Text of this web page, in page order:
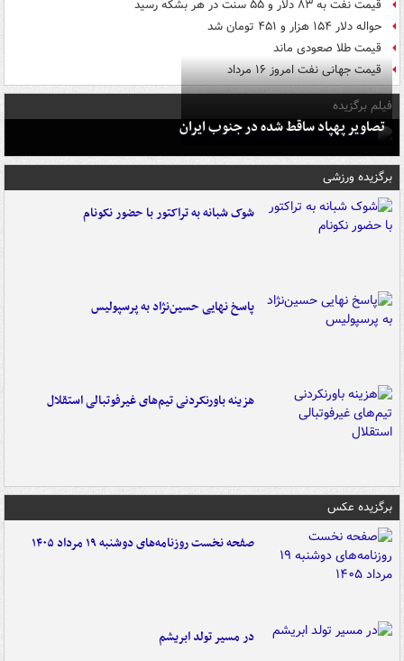
قیمت نفت به ۸۳ دلار و ۵۵ سنت در هر بشکه رسید
حواله دلار ۱۵۴ هزار و ۴۵۱ تومان شد
قیمت طلا صعودی ماند
قیمت جهانی نفت امروز ۱۶ مرداد
فیلم برگزیده
تصاویر پهپاد ساقط شده در جنوب ایران
برگزیده ورزشی
شوک شبانه به تراکتور با حضور نکونام
پاسخ نهایی حسین‌نژاد به پرسپولیس
هزینه باورنکردنی تیم‌های غیرفوتبالی استقلال
برگزیده عکس
صفحه نخست روزنامه‌های دوشنبه ۱۹ مرداد ۱۴۰۵
در مسیر تولد ابریشم